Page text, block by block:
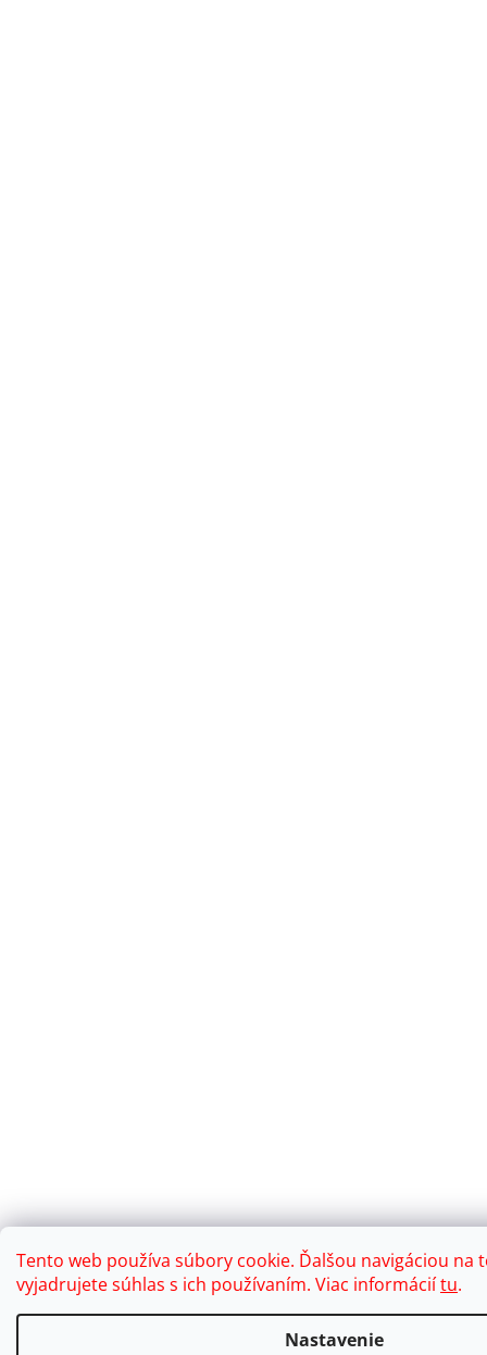
Tento web používa súbory cookie. Ďalšou navigáciou na
vyjadrujete súhlas s ich používaním. Viac informáciítu.
Nastavenie